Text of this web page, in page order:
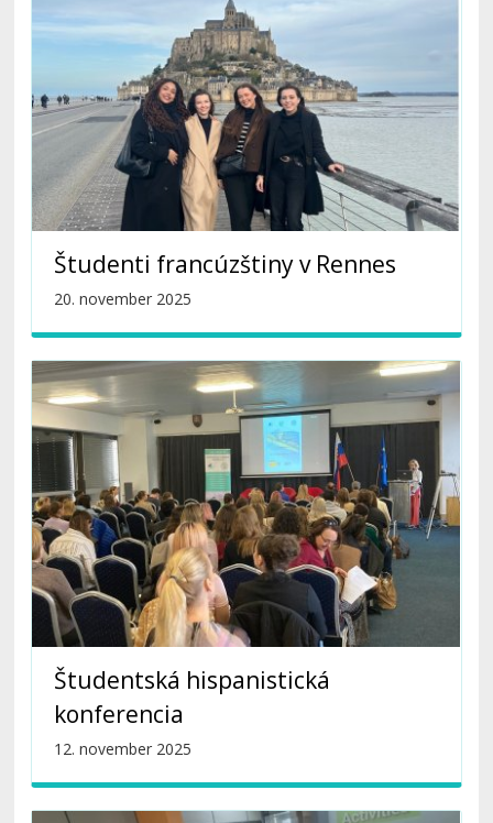
Študenti francúzštiny v Rennes
20. november 2025
Študentská hispanistická
konferencia
12. november 2025